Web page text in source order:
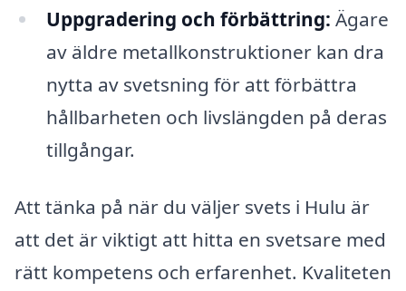
Uppgradering och förbättring: Ägare
av äldre metallkonstruktioner kan dra
nytta av svetsning för att förbättra
hållbarheten och livslängden på deras
tillgångar.
Att tänka på när du väljer svets i Hulu är
att det är viktigt att hitta en svetsare med
rätt kompetens och erfarenhet. Kvaliteten